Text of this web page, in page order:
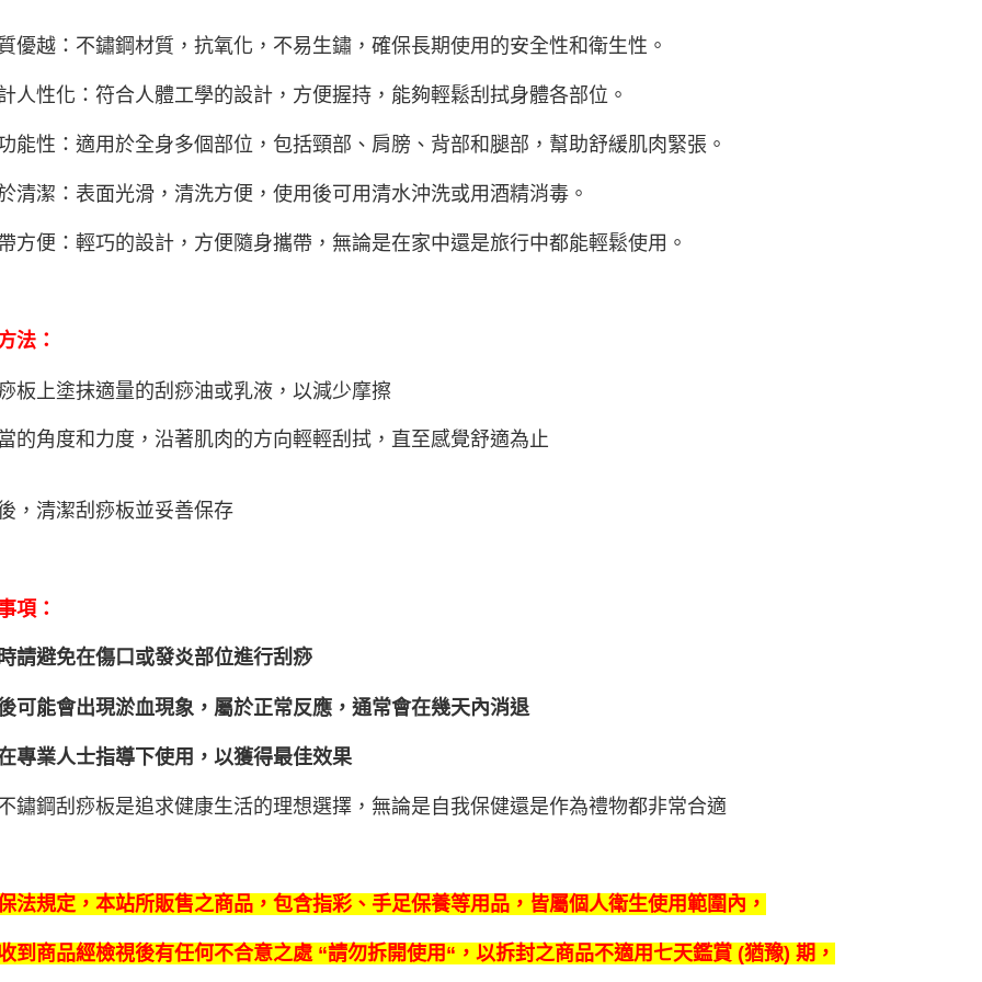
優越：不鏽鋼材質，抗氧化，不易生鏽，確保長期使用的安全性和衛生性。
人性化：符合人體工學的設計，方便握持，能夠輕鬆刮拭身體各部位。
能性：適用於全身多個部位，包括頸部、肩膀、背部和腿部，幫助舒緩肌肉緊張。
清潔：表面光滑，清洗方便，使用後可用清水沖洗或用酒精消毒。
方便：輕巧的設計，方便隨身攜帶，無論是在家中還是旅行中都能輕鬆使用。
法：
板上塗抹適量的刮痧油或乳液，以減少摩擦
的角度和力度，沿著肌肉的方向輕輕刮拭，直至感覺舒適為止
，清潔刮痧板並妥善保存
項：
請避免在傷口或發炎部位進行刮痧
可能會出現淤血現象，屬於正常反應，通常會在幾天內消退
專業人士指導下使用，以獲得最佳效果
鏽鋼刮痧板是追求健康生活的理想選擇，無論是自我保健還是作為禮物都非常合適
法規定，本站所販售之商品，包含指彩、手足保養等用品，皆屬個人衛生使用範圍內，
到商品經檢視後有任何不合意之處 “請勿拆開使用“，以拆封之商品不適用七天鑑賞 (猶豫) 期，